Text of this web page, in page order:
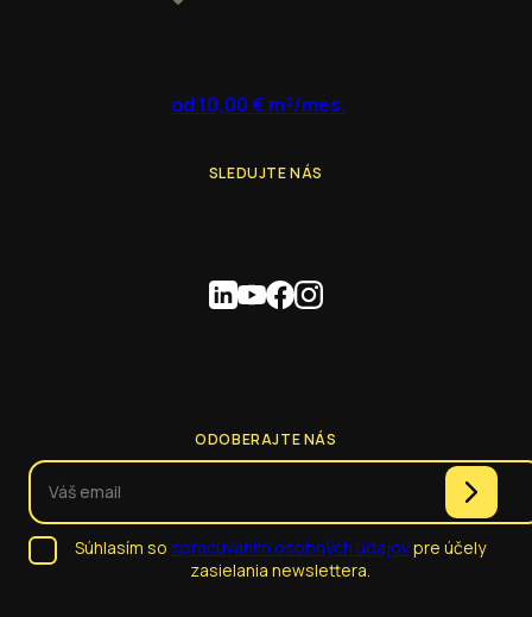
od 10,00 € m²/mes.
SLEDUJTE NÁS
ODOBERAJTE NÁS
Súhlasím so spracúvaním osobných údajovpre účely
zasielania newslettera.